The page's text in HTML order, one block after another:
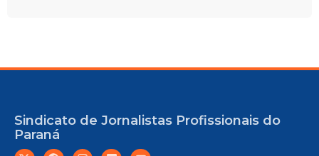
Sindicato de Jornalistas Profissionais do
Paraná